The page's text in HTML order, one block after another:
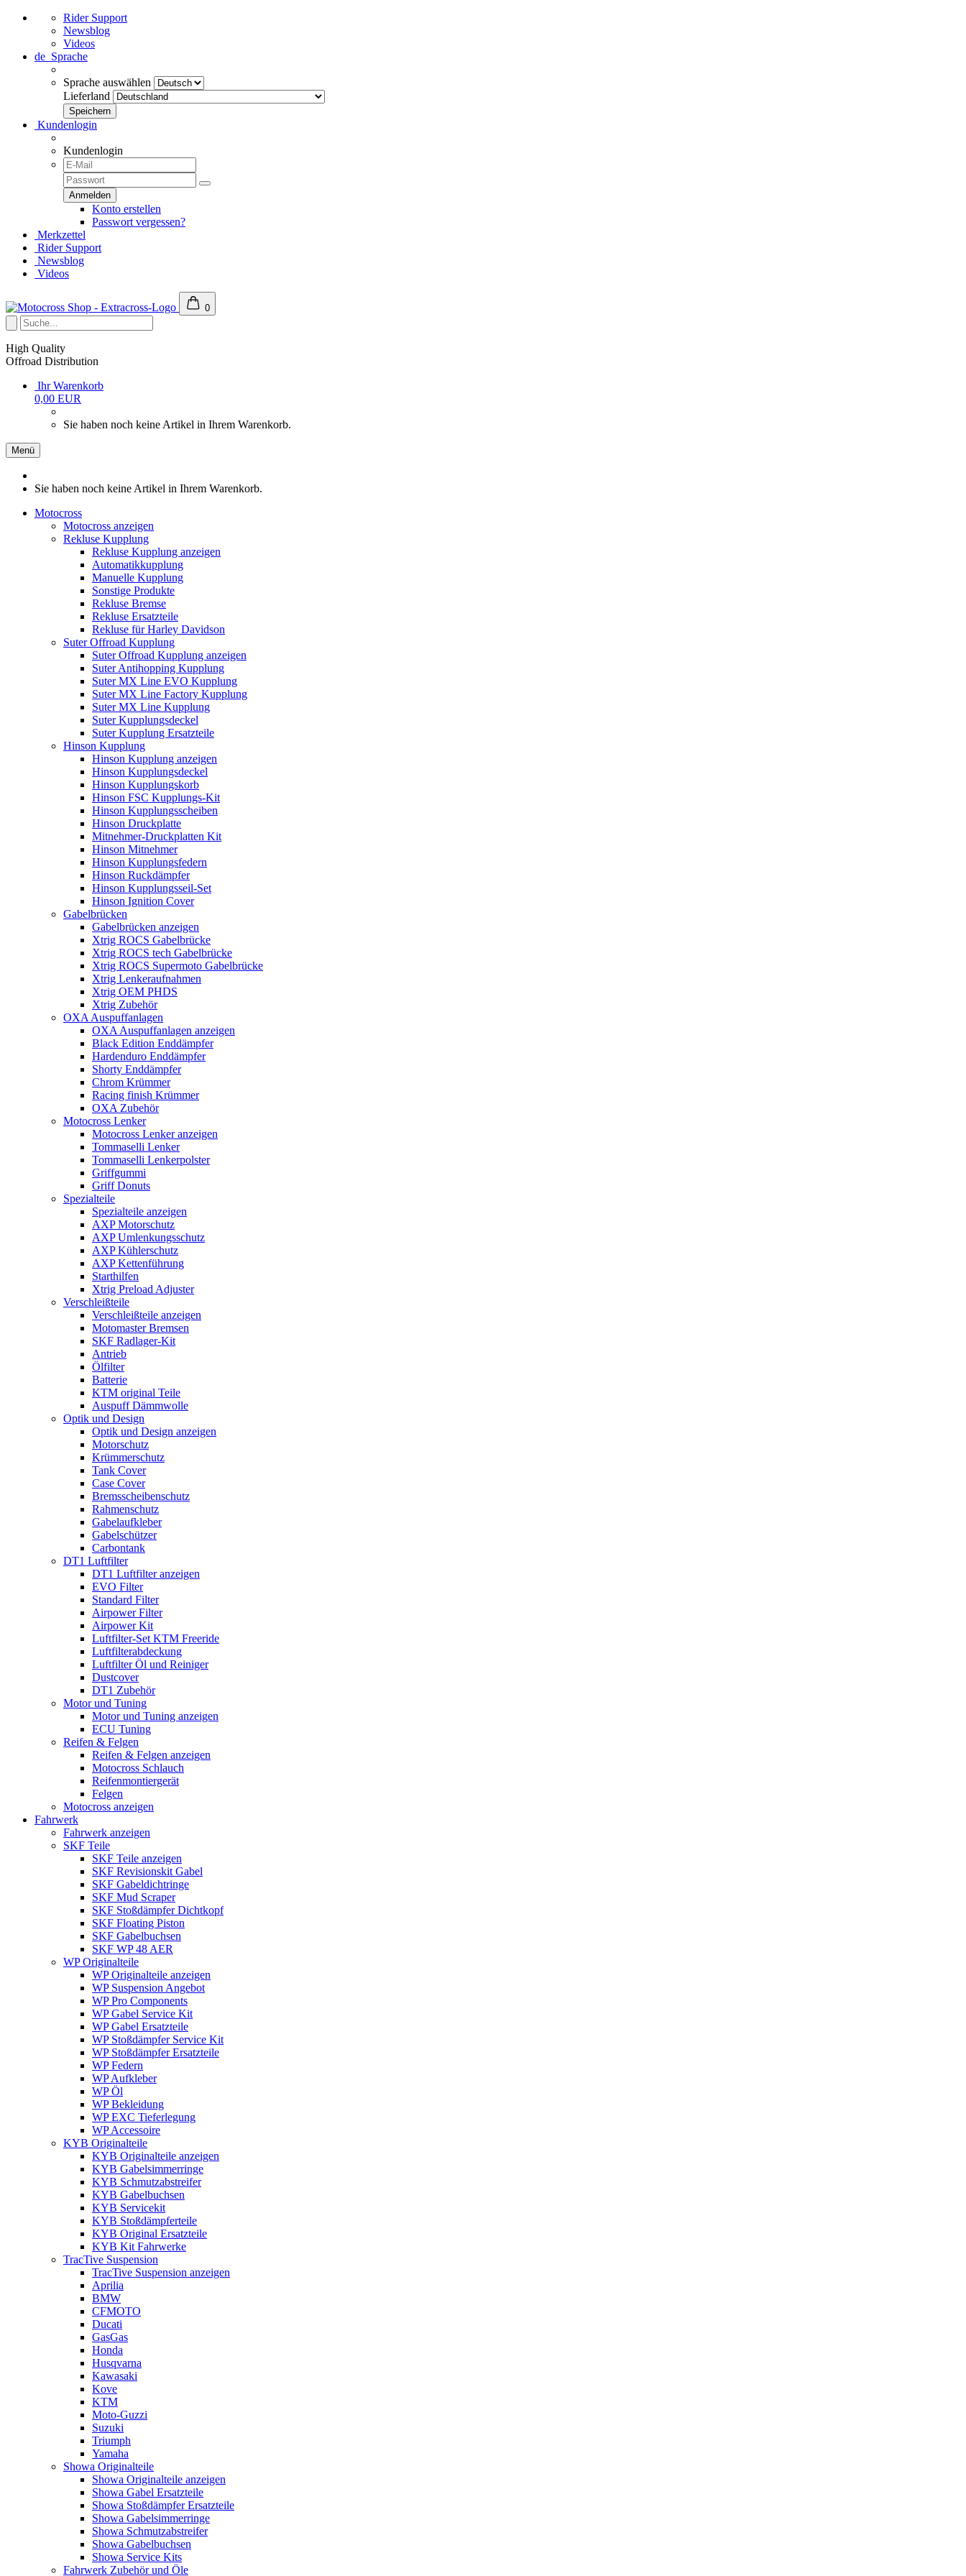
Rider Support
Newsblog
Videos
de Sprache
Sprache auswählen
Lieferland
Kundenlogin
Kundenlogin
Konto erstellen
Passwort vergessen?
Merkzettel
Rider Support
Newsblog
Videos
0
High Quality
Offroad Distribution
Ihr Warenkorb
0,00 EUR
Sie haben noch keine Artikel in Ihrem Warenkorb.
Menü
Sie haben noch keine Artikel in Ihrem Warenkorb.
Motocross
Motocross anzeigen
Rekluse Kupplung
Rekluse Kupplung anzeigen
Automatikkupplung
Manuelle Kupplung
Sonstige Produkte
Rekluse Bremse
Rekluse Ersatzteile
Rekluse für Harley Davidson
Suter Offroad Kupplung
Suter Offroad Kupplung anzeigen
Suter Antihopping Kupplung
Suter MX Line EVO Kupplung
Suter MX Line Factory Kupplung
Suter MX Line Kupplung
Suter Kupplungsdeckel
Suter Kupplung Ersatzteile
Hinson Kupplung
Hinson Kupplung anzeigen
Hinson Kupplungsdeckel
Hinson Kupplungskorb
Hinson FSC Kupplungs-Kit
Hinson Kupplungsscheiben
Hinson Druckplatte
Mitnehmer-Druckplatten Kit
Hinson Mitnehmer
Hinson Kupplungsfedern
Hinson Ruckdämpfer
Hinson Kupplungsseil-Set
Hinson Ignition Cover
Gabelbrücken
Gabelbrücken anzeigen
Xtrig ROCS Gabelbrücke
Xtrig ROCS tech Gabelbrücke
Xtrig ROCS Supermoto Gabelbrücke
Xtrig Lenkeraufnahmen
Xtrig OEM PHDS
Xtrig Zubehör
OXA Auspuffanlagen
OXA Auspuffanlagen anzeigen
Black Edition Enddämpfer
Hardenduro Enddämpfer
Shorty Enddämpfer
Chrom Krümmer
Racing finish Krümmer
OXA Zubehör
Motocross Lenker
Motocross Lenker anzeigen
Tommaselli Lenker
Tommaselli Lenkerpolster
Griffgummi
Griff Donuts
Spezialteile
Spezialteile anzeigen
AXP Motorschutz
AXP Umlenkungsschutz
AXP Kühlerschutz
AXP Kettenführung
Starthilfen
Xtrig Preload Adjuster
Verschleißteile
Verschleißteile anzeigen
Motomaster Bremsen
SKF Radlager-Kit
Antrieb
Ölfilter
Batterie
KTM original Teile
Auspuff Dämmwolle
Optik und Design
Optik und Design anzeigen
Motorschutz
Krümmerschutz
Tank Cover
Case Cover
Bremsscheibenschutz
Rahmenschutz
Gabelaufkleber
Gabelschützer
Carbontank
DT1 Luftfilter
DT1 Luftfilter anzeigen
EVO Filter
Standard Filter
Airpower Filter
Airpower Kit
Luftfilter-Set KTM Freeride
Luftfilterabdeckung
Luftfilter Öl und Reiniger
Dustcover
DT1 Zubehör
Motor und Tuning
Motor und Tuning anzeigen
ECU Tuning
Reifen & Felgen
Reifen & Felgen anzeigen
Motocross Schlauch
Reifenmontiergerät
Felgen
Motocross anzeigen
Fahrwerk
Fahrwerk anzeigen
SKF Teile
SKF Teile anzeigen
SKF Revisionskit Gabel
SKF Gabeldichtringe
SKF Mud Scraper
SKF Stoßdämpfer Dichtkopf
SKF Floating Piston
SKF Gabelbuchsen
SKF WP 48 AER
WP Originalteile
WP Originalteile anzeigen
WP Suspension Angebot
WP Pro Components
WP Gabel Service Kit
WP Gabel Ersatzteile
WP Stoßdämpfer Service Kit
WP Stoßdämpfer Ersatzteile
WP Federn
WP Aufkleber
WP Öl
WP Bekleidung
WP EXC Tieferlegung
WP Accessoire
KYB Originalteile
KYB Originalteile anzeigen
KYB Gabelsimmerringe
KYB Schmutzabstreifer
KYB Gabelbuchsen
KYB Servicekit
KYB Stoßdämpferteile
KYB Original Ersatzteile
KYB Kit Fahrwerke
TracTive Suspension
TracTive Suspension anzeigen
Aprilia
BMW
CFMOTO
Ducati
GasGas
Honda
Husqvarna
Kawasaki
Kove
KTM
Moto-Guzzi
Suzuki
Triumph
Yamaha
Showa Originalteile
Showa Originalteile anzeigen
Showa Gabel Ersatzteile
Showa Stoßdämpfer Ersatzteile
Showa Gabelsimmerringe
Showa Schmutzabstreifer
Showa Gabelbuchsen
Showa Service Kits
Fahrwerk Zubehör und Öle